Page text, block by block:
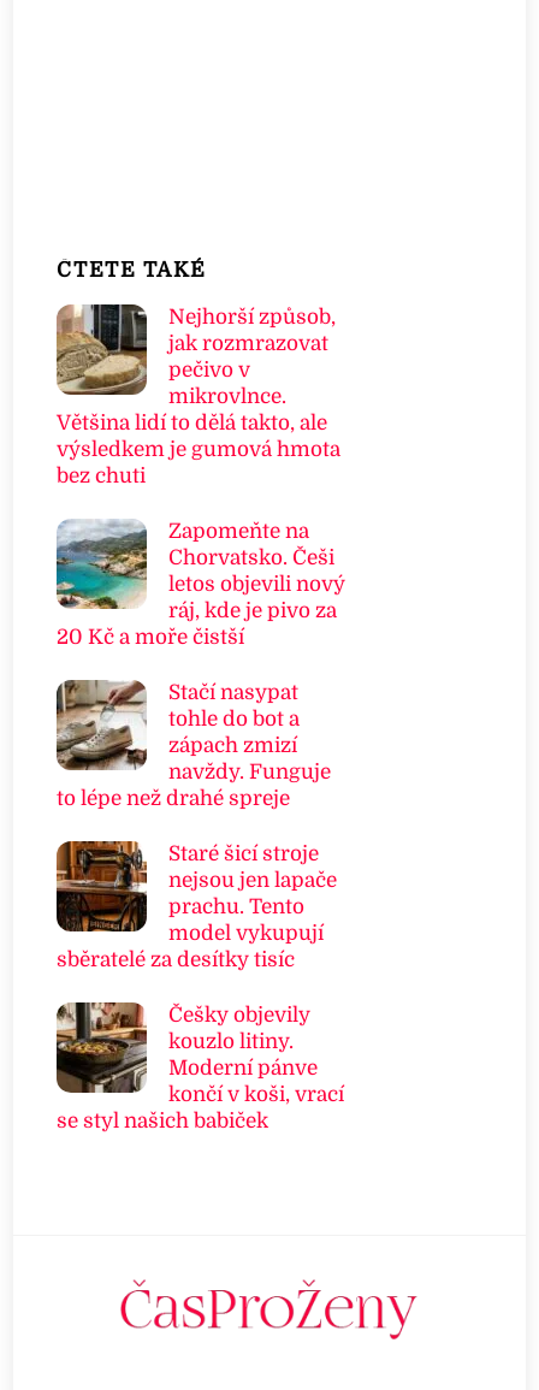
ČTETE TAKÉ
Nejhorší způsob,
jak rozmrazovat
pečivo v
mikrovlnce.
Většina lidí to dělá takto, ale
výsledkem je gumová hmota
bez chuti
Zapomeňte na
Chorvatsko. Češi
letos objevili nový
ráj, kde je pivo za
20 Kč a moře čistší
Stačí nasypat
tohle do bot a
zápach zmizí
navždy. Funguje
to lépe než drahé spreje
Staré šicí stroje
nejsou jen lapače
prachu. Tento
model vykupují
sběratelé za desítky tisíc
Češky objevily
kouzlo litiny.
Moderní pánve
končí v koši, vrací
se styl našich babiček